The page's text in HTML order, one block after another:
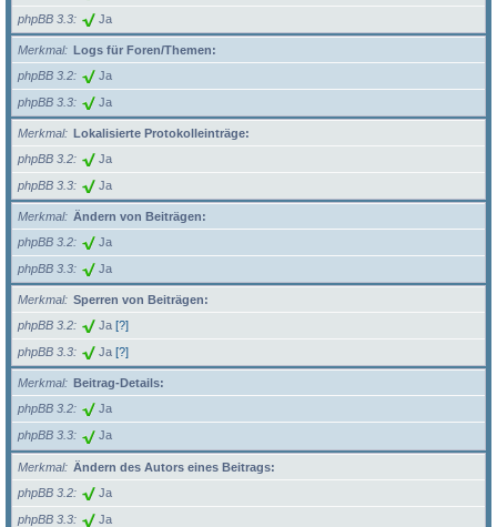
phpBB 3.3 Ja
Merkmal
Logs für Foren/Themen:
phpBB 3.2
Ja
phpBB 3.3 Ja
Merkmal
Lokalisierte Protokolleinträge:
phpBB 3.2
Ja
phpBB 3.3 Ja
Merkmal
Ändern von Beiträgen:
phpBB 3.2
Ja
phpBB 3.3 Ja
Merkmal
Sperren von Beiträgen:
phpBB 3.2
Ja [?]
phpBB 3.3 Ja [?]
Merkmal
Beitrag-Details:
phpBB 3.2
Ja
phpBB 3.3 Ja
Merkmal
Ändern des Autors eines Beitrags:
phpBB 3.2
Ja
phpBB 3.3 Ja